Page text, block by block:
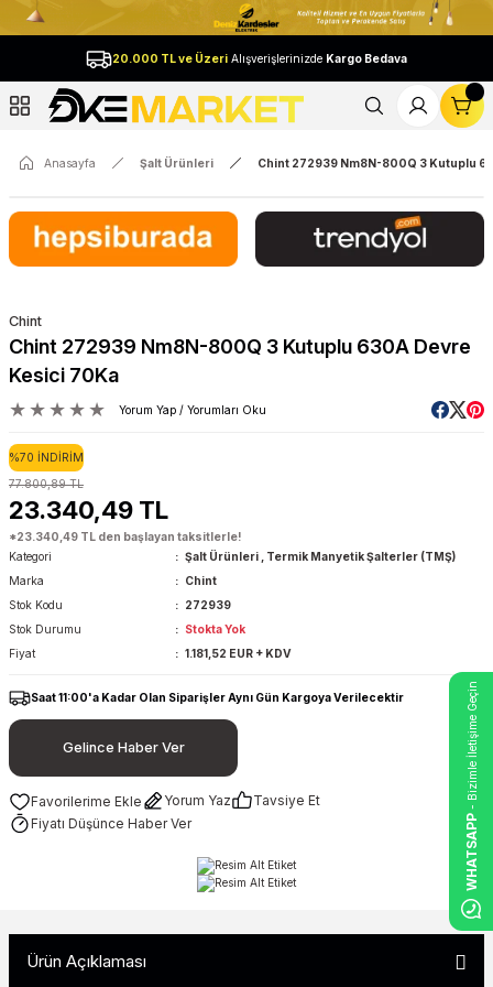
20.000 TL ve Üzeri Alışverişlerinizde Kargo Bedava
Geri Dön
Anasayfa Şalt Ürünleri Chint 272939 Nm8N-800Q 3 Kutuplu
Chint
Chint 272939 Nm8N-800Q 3 Kutuplu 630A Devre
Kesici 70Ka
Yorum Yap / Yorumları Oku
%70 İNDİRİM
77.800,89 TL
23.340,49 TL
*23.340,49 TL den başlayan taksitlerle!
Kategori
Şalt Ürünleri
Termik Manyetik Şalterler (TMŞ)
Marka
Chint
Stok Kodu
272939
Stok Durumu
Stokta Yok
Fiyat
1.181,52 EUR + KDV
Saat 11:00'a Kadar Olan Siparişler Aynı Gün Kargoya Verilecektir
Gelince Haber Ver
Yorum Yaz
Tavsiye Et
Fiyatı Düşünce Haber Ver
Ürün Açıklaması
WHATSAPP
- Bizimle İletişime Geçin